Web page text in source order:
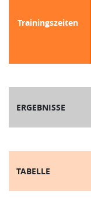
Trainingszeiten
ERGEBNISSE
TABELLE